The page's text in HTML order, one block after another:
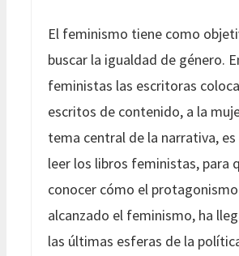
El feminismo tiene como
buscar la igualdad de género.
feministas las escritoras
escritos de contenido, a la
tema central de la narrativa,
leer los libros feministas, para
conocer cómo el
alcanzado el feminismo, ha
las últimas esferas de la